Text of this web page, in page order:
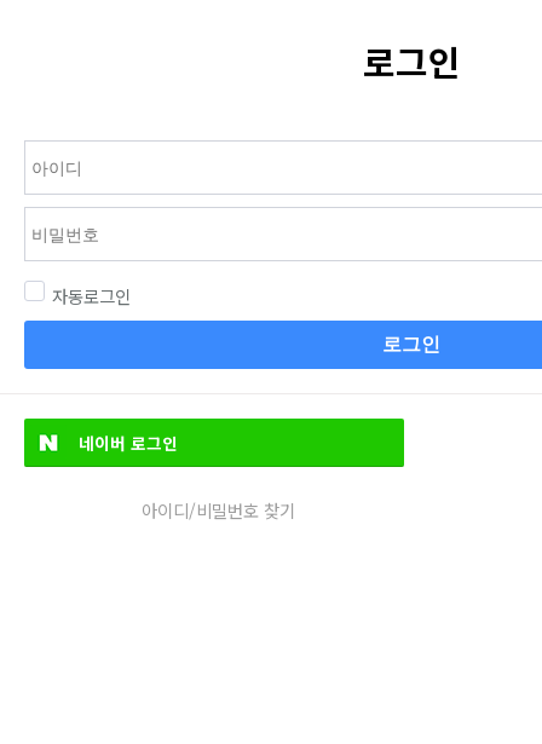
로그인
자동로그인
로그인
네이버 로그인
아이디/비밀번호 찾기